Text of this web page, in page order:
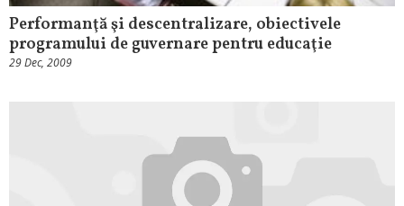
Performanţă şi descentralizare, obiectivele
programului de guvernare pentru educaţie
29 Dec, 2009